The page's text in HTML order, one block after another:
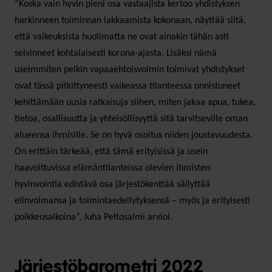
”Koska vain hyvin pieni osa vastaajista kertoo yhdistyksen
harkinneen toiminnan lakkaamista kokonaan, näyttää siltä,
että vaikeuksista huolimatta ne ovat ainakin tähän asti
selvinneet kohtalaisesti korona-ajasta. Lisäksi nämä
useimmiten pelkin vapaaehtoisvoimin toimivat yhdistykset
ovat tässä pitkittyneesti vaikeassa tilanteessa onnistuneet
kehittämään uusia ratkaisuja siihen, miten jakaa apua, tukea,
tietoa, osallisuutta ja yhteisöllisyyttä sitä tarvitseville oman
alueensa ihmisille. Se on hyvä osoitus niiden joustavuudesta.
On erittäin tärkeää, että tämä erityisissä ja usein
haavoittuvissa elämäntilanteissa olevien ihmisten
hyvinvointia edistävä osa järjestökenttää säilyttää
elinvoimansa ja toimintaedellytyksensä – myös ja erityisesti
poikkeusaikoina”, Juha Peltosalmi arvioi.
Järjestöbarometri 2022